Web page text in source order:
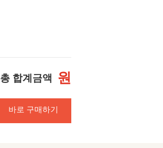
총 합계금액 원
바로 구매하기